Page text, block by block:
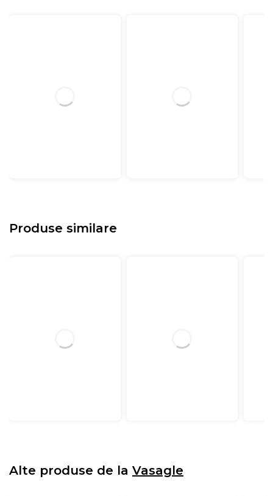
Produse similare
Alte produse de la Vasagle